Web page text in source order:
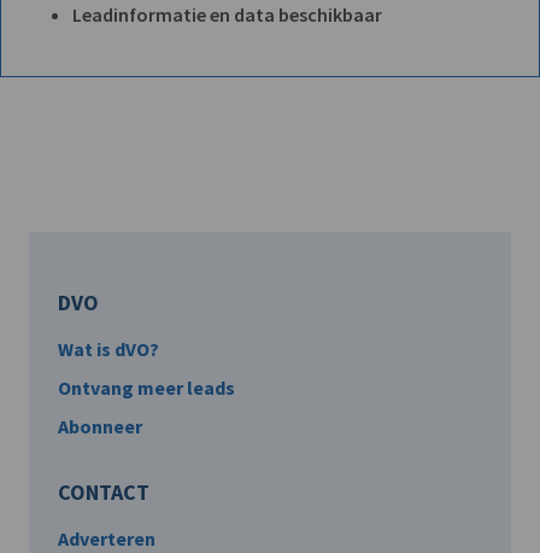
Leadinformatie en data beschikbaar
DVO
Wat is dVO?
Ontvang meer leads
Abonneer
CONTACT
Adverteren